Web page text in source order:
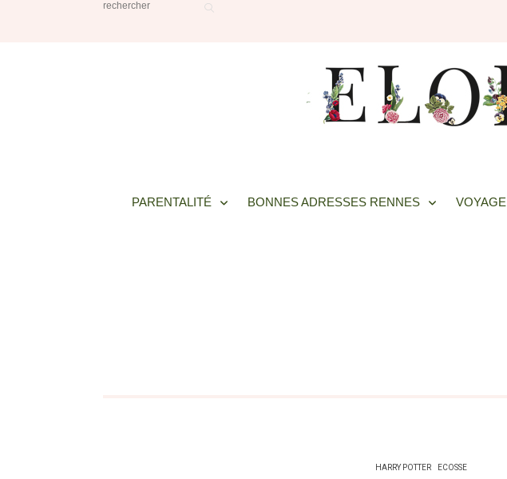
PARENTALITÉ BONNES ADRESSES RENNES VOYAGE
HARRY POTTER ECOSSE